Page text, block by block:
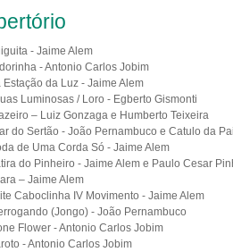
- Jaime Alem
- Antonio Carlos Jobim
Estação da Luz - Jaime Alem
Luminosas / Loro - Egberto Gismonti
– Luiz Gonzaga e Humberto Teixeira
do Sertão - João Pernambuco e Catulo da
de Uma Corda Só - Jaime Alem
do Pinheiro - Jaime Alem e Paulo Cesar
– Jaime Alem
Caboclinha IV Movimento - Jaime Alem
(Jongo) - João Pernambuco
Flower - Antonio Carlos Jobim
- Antonio Carlos Jobim